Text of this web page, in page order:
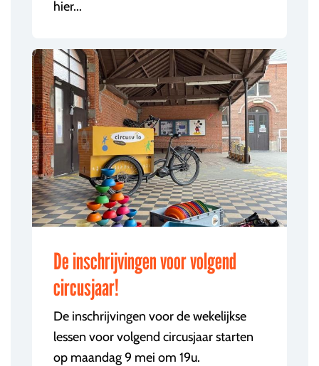
hier...
De inschrijvingen voor volgend
circusjaar!
De inschrijvingen voor de wekelijkse
lessen voor volgend circusjaar starten
op maandag 9 mei om 19u.